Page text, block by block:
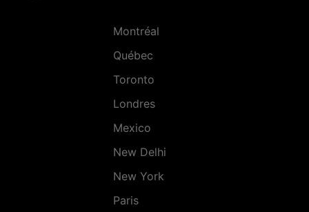
Montréal
Québec
Toronto
Londres
Mexico
New Delhi
New York
Paris